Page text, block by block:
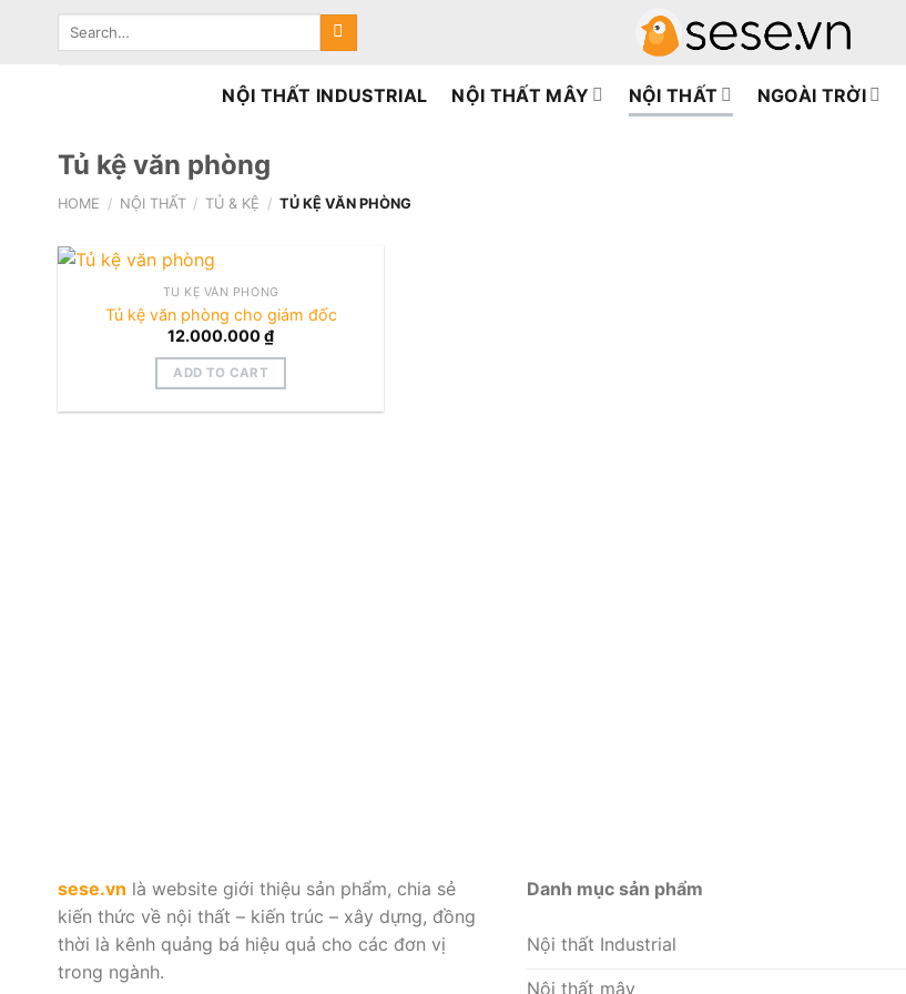
Search
NỘI THẤT INDUSTRIAL NỘI THẤT MÂY NỘI THẤT NGOÀI TRỜI
Tủ kệ văn phòng
HOME / NỘI THẤT / TỦ & KỆ / TỦ KỆ VĂN PHÒNG
TỦ KỆ VĂN PHÒNG
Tủ kệ văn phòng cho giám đốc
12.000.000₫
ADD TO CART
sese.vn là website giới thiệu sản phẩm, chia sẻ
kiến thức về nội thất – kiến trúc – xây dựng, đồng
thời là kênh quảng bá hiệu quả cho các đơn vị
trong ngành.
Danh mục sản phẩm
Nội thất Industrial
Nội thất mây